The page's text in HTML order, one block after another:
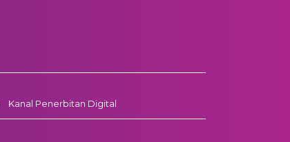
Kanal Penerbitan Digital